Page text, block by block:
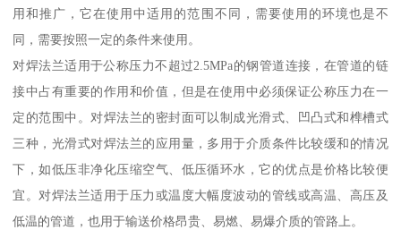
用和推广，它在使用中适用的范围不同，需要使用的环境也是不
同，需要按照一定的条件来使用。
对焊法兰适用于公称压力不超过2.5MPa的钢管道连接，在管道的链
接中占有重要的作用和价值，但是在使用中必须保证公称压力在一
定的范围中。对焊法兰的密封面可以制成光滑式、凹凸式和榫槽式
三种，光滑式对焊法兰的应用量，多用于介质条件比较缓和的情况
下，如低压非净化压缩空气、低压循环水，它的优点是价格比较便
宜。对焊法兰适用于压力或温度大幅度波动的管线或高温、高压及
低温的管道，也用于输送价格昂贵、易燃、易爆介质的管路上。